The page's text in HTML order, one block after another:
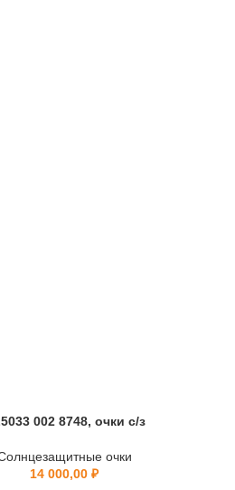
002 8748, очки с/з
очки
14 000,00₽